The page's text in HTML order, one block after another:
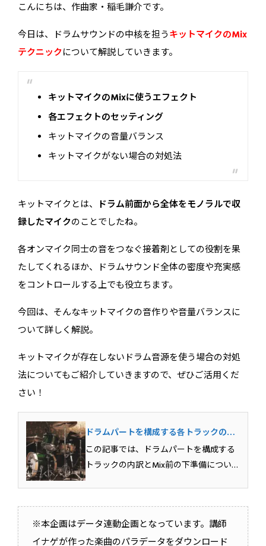
こんにちは、作曲家・稲毛謙介です。
今日は、 ドラムサウンドの中核を担うキットマイクのMix
テクニックについて解説していきます。
キットマイクのMixに使うエフェクト
各エフェクトのセッティング
キットマイクの音量バランス
キットマイクがない場合の対処法
キットマイクとは、
ドラム前面から全体をモノラルで収
録したマイクのことでしたね。
各オンマイク同士の音をつなぐ接着剤としての役割を果
たしてくれるほか、ドラムサウンド全体の密度や充実感
をコントロールする上でも役立ちます。
今回は、そんなキットマイクの音作りや音量バランスに
ついて詳しく解説。
キットマイクが存在しないドラム音源を使う場合の対処
法についてもご紹介していきますので、ぜひご活用くだ
さい！
ドラムパートを構成する各トラックの内
訳、Mix前の下準備を理解しよう！
この記事では、ドラムパートを構成する
トラックの内訳とMix前の下準備について
正しく認識することが重要。しっかり理
解していきましょう！...
※本企画はデータ連動企画となっています。講師
イナゲが作った楽曲のパラデータをダウンロード